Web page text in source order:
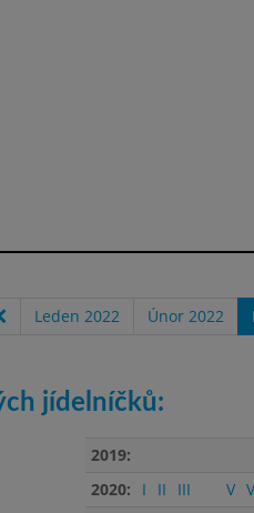
Leden 2022 Únor 2022
jídelníčků:
2019:
2020:
I II III V